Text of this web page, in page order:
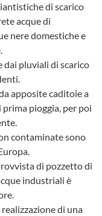
di scarico
acque di
nere domestiche e
dai pluviali di scarico
apposite caditoie a
pioggia, per poi
contaminate sono
di pozzetto di
industriali è
di una